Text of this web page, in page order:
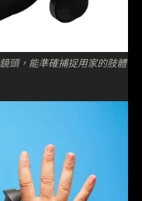
頭，能準確捕捉用家的肢體